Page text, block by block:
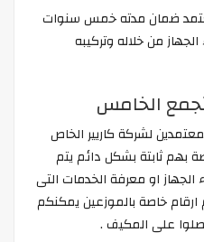
ضمان مدته خمس سنوات
من خلاله وتركيبه
الخامس
لشركة كاريير الخاص
بهم ثابتة بشكل دائم يتم
الجهاز او معرفة الخدمات التى
ارقام خاصة بالموزعين يمكنكم
على المكيف .